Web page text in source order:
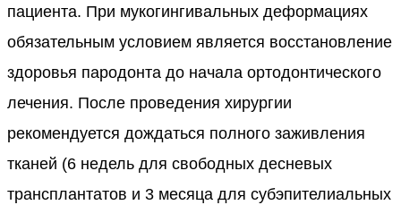
пациента. При мукогингивальных деформациях
обязательным условием является восстановление
здоровья пародонта до начала ортодонтического
лечения. После проведения хирургии
рекомендуется дождаться полного заживления
тканей (6 недель для свободных десневых
трансплантатов и 3 месяца для субэпителиальных